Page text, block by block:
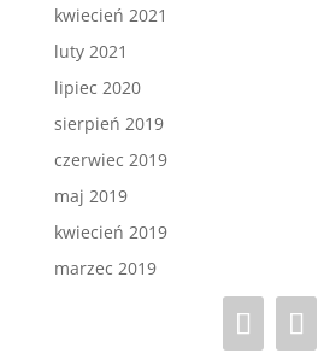
kwiecień 2021
luty 2021
lipiec 2020
sierpień 2019
czerwiec 2019
maj 2019
kwiecień 2019
marzec 2019